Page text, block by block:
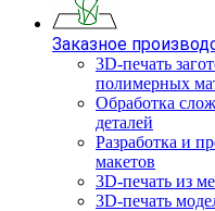
Заказное
3D-печать
полимерных
Обработка
деталей
Разработка и
макетов
3D-печать из
3D-печать